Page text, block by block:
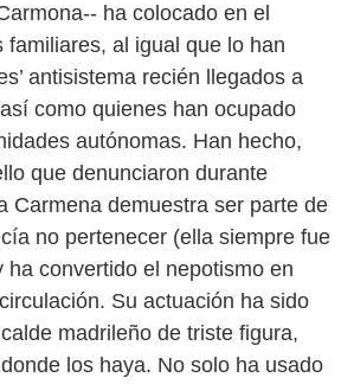
ha colocado en el
familiares, al igual que lo han
antisistema recién llegados a
como quienes han ocupado
autónomas. Han hecho,
que denunciaron durante
Carmena demuestra ser parte de
no pertenecer (ella siempre fue
ha convertido el nepotismo en
Su actuación ha sido
madrileño de triste figura,
los haya. No solo ha usado